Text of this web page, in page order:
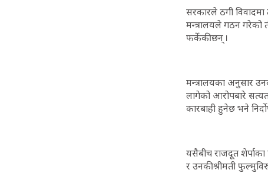
सरकारले ठगी विवादमा
मन्त्रालयले गठन गरेको
फर्केकी छन् ।
मन्त्रालयका अनुसार
लागेको आरोपबारे
कारबाही हुनेछ भने
यसैबीच राजदूत शेर्पाका
र उनकी श्रीमती